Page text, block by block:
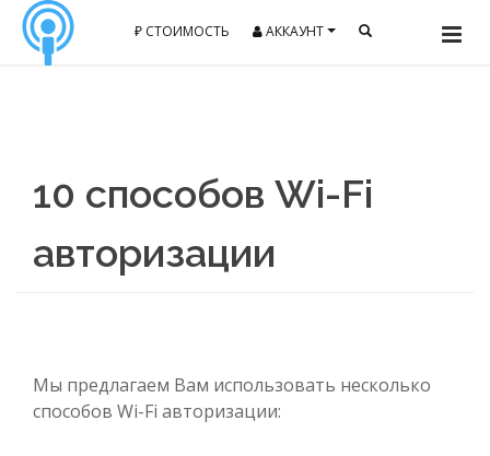
₽ СТОИМОСТЬ АККАУНТ
10 способов Wi-Fi
авторизации
Мы предлагаем Вам использовать несколько
способов Wi-Fi авторизации: